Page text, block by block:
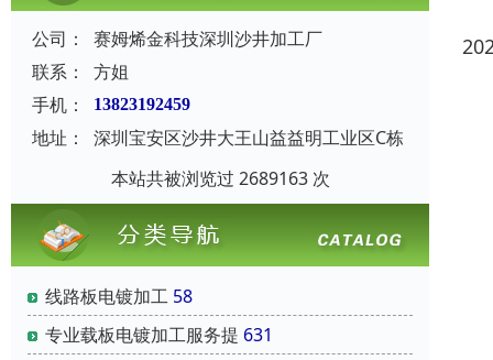
公司：
赛姆烯金科技深圳沙井加工厂
联系：
方姐
手机：
13823192459
地址：
深圳宝安区沙井大王山益益明工业区C栋
本站共被浏览过 2689163 次
线路板电镀加工 58
专业载板电镀加工服务提 631